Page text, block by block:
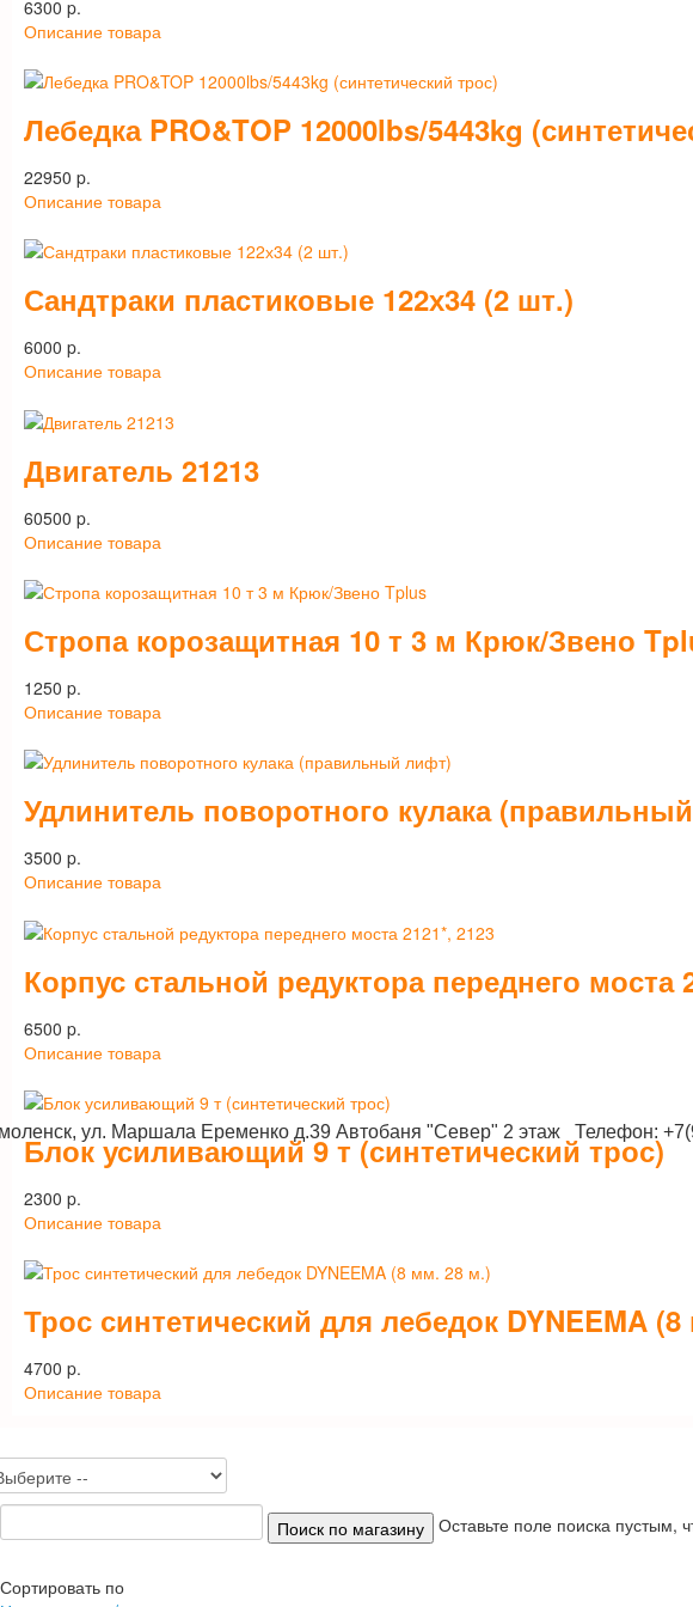
ул. Маршала Еременко д.39 Автобаня "Север" 2 этаж Телефон:
6300 p.
Описание товара
Лебедка PRO&TOP 12000lbs/5443kg
22950 p.
Описание товара
Сандтраки пластиковые 122х34 (2 шт.)
6000 p.
Описание товара
Двигатель 21213
60500 p.
Описание товара
Стропа корозащитная 10 т 3 м Крюк/Звено
1250 p.
Описание товара
Удлинитель поворотного кулака
3500 p.
Описание товара
Корпус стальной редуктора переднего моста
6500 p.
Описание товара
Блок усиливающий 9 т (синтетический трос)
2300 p.
Описание товара
Трос синтетический для лебедок DYNEEMA
4700 p.
Описание товара
Оставьте поле поиска пустым,
Сортировать по